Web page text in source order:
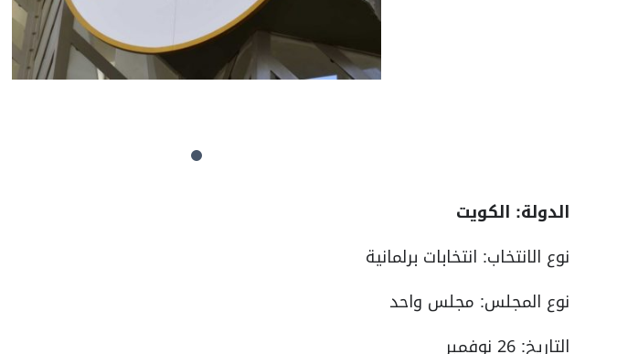
الدولة: الكويت
نوع الانتخاب: انتخابات برلمانية
نوع المجلس: مجلس واحد
التاريخ: 26 نوفمبر